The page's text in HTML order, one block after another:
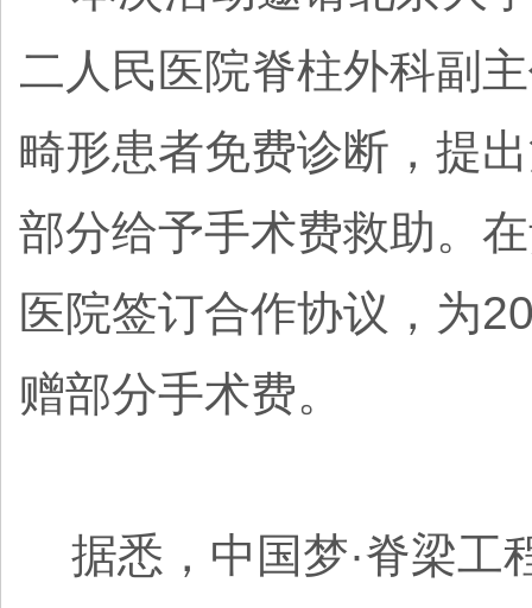
二人民医院脊柱外科副
畸形患者免费诊断，提
部分给予手术费救助。
医院签订合作协议，为
赠部分手术费。
据悉，中国梦·脊梁工